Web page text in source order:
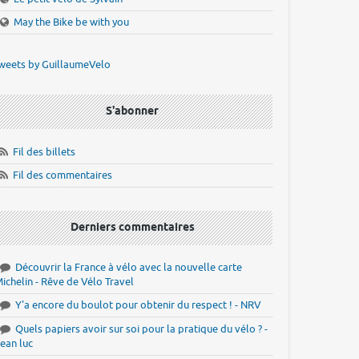
May the Bike be with you
by GuillaumeVelo
S'abonner
Fil des billets
Fil des commentaires
Derniers commentaires
Découvrir la France à vélo avec la nouvelle carte
- Rêve de Vélo Travel
Y'a encore du boulot pour obtenir du respect ! - NRV
Quels papiers avoir sur soi pour la pratique du vélo ? -
luc